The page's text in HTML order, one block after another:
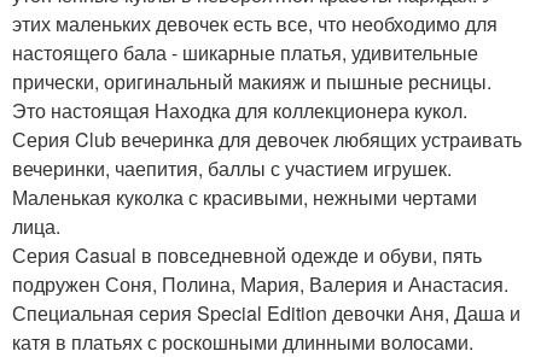
этих маленьких девочек есть все, что необходимо для
настоящего бала - шикарные платья, удивительные
прически, оригинальный макияж и пышные ресницы.
Это настоящая Находка для коллекционера кукол.
Серия Club вечеринка для девочек любящих устраивать
вечеринки, чаепития, баллы с участием игрушек.
Маленькая куколка с красивыми, нежными чертами
лица.
Серия Casual в повседневной одежде и обуви, пять
подружен Соня, Полина, Мария, Валерия и Анастасия.
Специальная серия Special Edition девочки Аня, Даша и
катя в платьях с роскошными длинными волосами.